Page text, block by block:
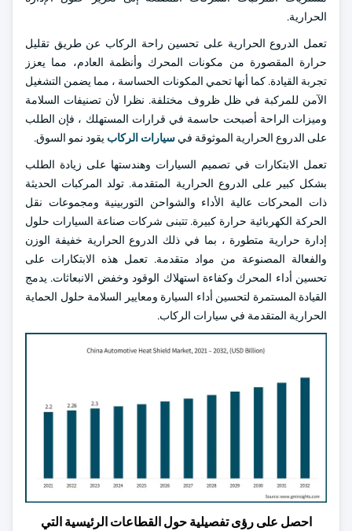
الحرارية.
تعمل الدروع الحرارية على تحسين راحة الركاب عن طريق تقليل
حرارة المقصورة من مكونات المحرك وأنظمة العادم، مما يعزز
تجربة القيادة. كما أنها تحمي المكونات الحساسة ، مما يضمن التشغيل
الآمن للمركبة في ظل ظروف مختلفة. نظرا لأن تصنيفات السلامة
وميزات الراحة أصبحت حاسمة في قرارات المستهلك ، فإن الطلب
على الدروع الحرارية الموثوقة في سيارات الركاب يقود نمو السوق.
تعمل الابتكارات في تصميم السيارات وهندستها على زيادة الطلب
بشكل كبير على الدروع الحرارية المتقدمة. تولد المركبات الحديثة
ذات المحركات عالية الأداء والشواحن التوربينية ومجموعات نقل
الحركة الكهربائية حرارة كبيرة. تتبنى شركات صناعة السيارات حلول
إدارة حرارية متطورة ، بما في ذلك الدروع الحرارية خفيفة الوزن
والفعالة المصنوعة من مواد متقدمة. تعمل هذه الابتكارات على
تحسين أداء المحرك وكفاءة استهلاك الوقود وخفض الانبعاثات. يدمج
القيادة المستمرة لتحسين أداء السيارة ومعايير السلامة حلول الحماية
الحرارية المتقدمة في سيارات الركاب.
احصل على رؤى تفصيلية حول القطاعات الرئيسية التي